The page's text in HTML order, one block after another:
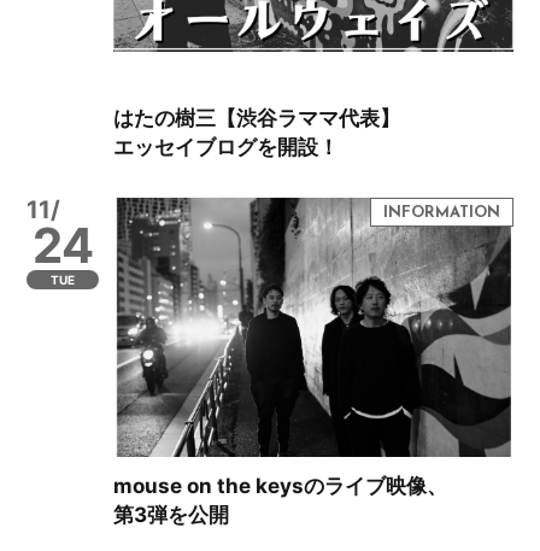
はたの樹三【渋谷ラママ代表】
エッセイブログを開設！
11/
24
TUE
mouse on the keysのライブ映像、
第3弾を公開